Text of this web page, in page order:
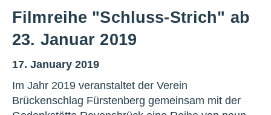
Filmreihe "Schluss-Strich" ab
23. Januar 2019
17. January 2019
Im Jahr 2019 veranstaltet der Verein
Brückenschlag Fürstenberg gemeinsam mit der